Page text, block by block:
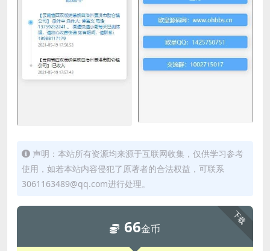
声明：本站所有资源均来源于互联网收集，仅供学习参考
使用，如若本站内容侵犯了原著者的合法权益，可联系
3061163489@qq.com进行处理。
下载
66金币